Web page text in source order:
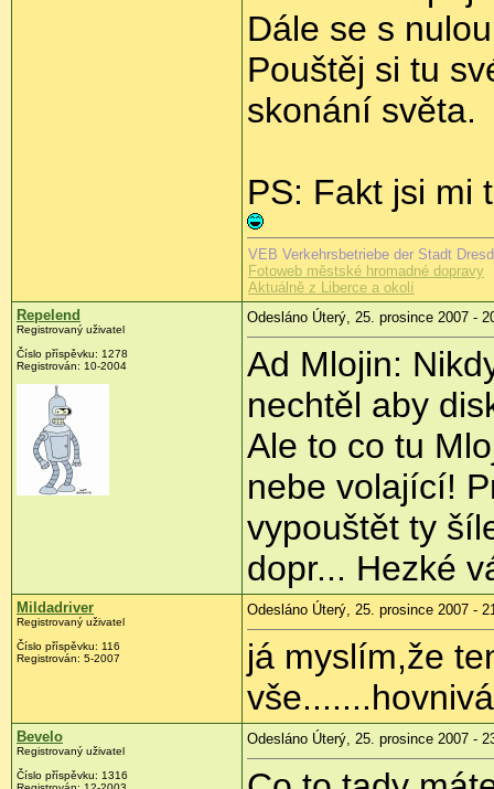
Dále se s
Pouštěj si tu
skonání světa.
PS: Fakt jsi mi
VEB Verkehrsbetriebe der Stadt
Fotoweb městské hromadné dopravy
Aktuálně z Liberce a okolí
Repelend
Registrovaný uživatel
Číslo příspěvku: 1278
Registrován: 10-2004
Odesláno Úterý, 25. prosince 2007 -
Ad Mlojin:
nechtěl aby
Ale to co tu
nebe volající!
vypouštět ty
dopr... Hezké
Mildadriver
Registrovaný uživatel
Číslo příspěvku: 116
Registrován: 5-2007
Odesláno Úterý, 25. prosince 2007 -
já myslím,že
Bevelo
Registrovaný uživatel
Číslo příspěvku: 1316
Odesláno Úterý, 25. prosince 2007 -